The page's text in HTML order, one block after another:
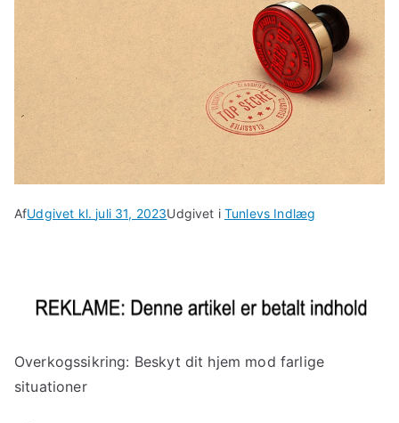
AfUdgivet kl. juli 31, 2023Udgivet i Tunlevs Indlæg
Overkogssikring: Beskyt dit hjem mod farlige
situationer